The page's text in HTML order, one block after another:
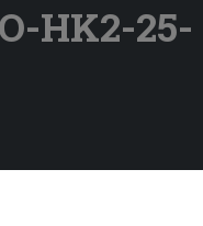
HK2-25-